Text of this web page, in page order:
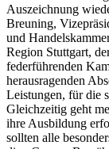
Auszeichnung
Breuning,
und
Region Stuttgart,
federführenden
herausragenden
Leistungen, für die
Gleichzeitig geht
ihre Ausbildung
sollten alle